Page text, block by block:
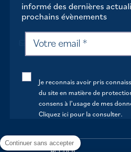
informé des dernières
prochains évènements
Je reconnais avoir pris
du site en matière de
consens à l’usage de mes
Cliquez ici pour la consulter.
Continuer sans accepter